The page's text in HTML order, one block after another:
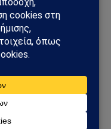
ταραχές μετά από
και δρόμοι